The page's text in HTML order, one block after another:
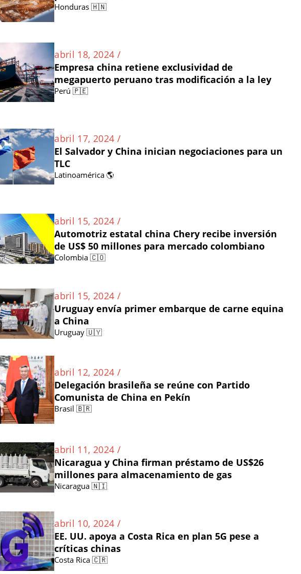
Honduras 🇭🇳
abril 18, 2024 /
Empresa china retiene exclusividad de
megapuerto peruano tras modificación a la ley
Perú 🇵🇪
abril 17, 2024 /
El Salvador y China inician negociaciones para un
TLC
Latinoamérica 🌎
abril 15, 2024 /
Automotriz estatal china Chery recibe inversión
de US$ 50 millones para mercado colombiano
Colombia 🇨🇴
abril 15, 2024 /
Uruguay envía primer embarque de carne equina
a China
Uruguay 🇺🇾
abril 12, 2024 /
Delegación brasileña se reúne con Partido
Comunista de China en Pekín
Brasil 🇧🇷
abril 11, 2024 /
Nicaragua y China firman préstamo de US$26
millones para almacenamiento de gas
Nicaragua 🇳🇮
abril 10, 2024 /
EE. UU. apoya a Costa Rica en plan 5G pese a
críticas chinas
Costa Rica 🇨🇷